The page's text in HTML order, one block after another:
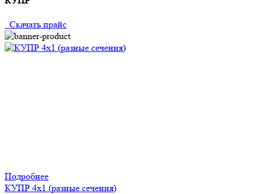
Скачать прайс
Подробнее
КУПР 4х1 (разные сечения)